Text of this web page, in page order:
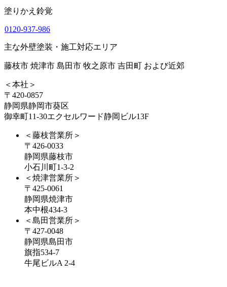
塗りかえ鈴覚
0120-937-986
主な外壁塗装・施工対応エリア
藤枝市 焼津市 島田市 牧之原市 吉田町 および近郊
＜本社＞
〒420-0857
静岡県静岡市葵区
御幸町11-30エクセルワード静岡ビル13F
＜藤枝営業所＞
〒426-0033
静岡県藤枝市
小石川町1-3-2
＜焼津営業所＞
〒425-0061
静岡県焼津市
本中根434-3
＜島田営業所＞
〒427-0048
静岡県島田市
旗指534-7
牛尾ビルA 2-4